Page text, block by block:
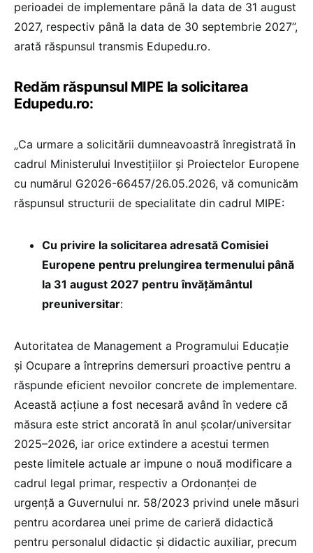
perioadei de implementare până la data de 31 august
2027, respectiv până la data de 30 septembrie 2027”,
arată răspunsul transmis Edupedu.ro.
Redăm răspunsul MIPE la solicitarea
Edupedu.ro:
„Ca urmare a solicitării dumneavoastră înregistrată în
cadrul Ministerului Investițiilor și Proiectelor Europene
cu numărul G2026-66457/26.05.2026, vă comunicăm
răspunsul structurii de specialitate din cadrul MIPE:
Cu privire la solicitarea adresată Comisiei
Europene pentru prelungirea termenului până
la 31 august 2027 pentru învățământul
preuniversitar:
Autoritatea de Management a Programului Educație
și Ocupare a întreprins demersuri proactive pentru a
răspunde eficient nevoilor concrete de implementare.
Această acțiune a fost necesară având în vedere că
măsura este strict ancorată în anul școlar/universitar
2025–2026, iar orice extindere a acestui termen
peste limitele actuale ar impune o nouă modificare a
cadrul legal primar, respectiv a Ordonanţei de
urgenţă a Guvernului nr. 58/2023 privind unele măsuri
pentru acordarea unei prime de carieră didactică
pentru personalul didactic şi didactic auxiliar, precum